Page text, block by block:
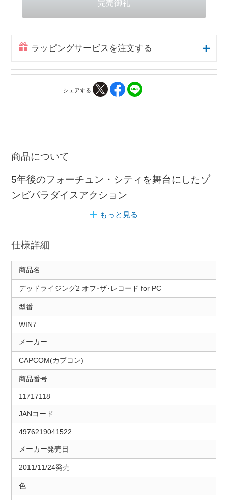
ラッピングサービスを注文する
シェアする
商品について
5年後のフォーチュン・シティを舞台にしたゾ
ンビパラダイスアクション
もっと見る
仕様詳細
商品名
デッドライジング2 オフ･ザ･レコード for PC
型番
WIN7
メーカー
CAPCOM(カプコン)
商品番号
11717118
JANコード
4976219041522
メーカー発売日
2011/11/24発売
色